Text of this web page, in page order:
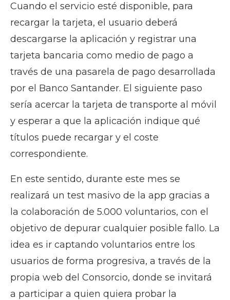
Cuando el servicio esté disponible, para
recargar la tarjeta, el usuario deberá
descargarse la aplicación y registrar una
tarjeta bancaria como medio de pago a
través de una pasarela de pago desarrollada
por el Banco Santander. El siguiente paso
sería acercar la tarjeta de transporte al móvil
y esperar a que la aplicación indique qué
títulos puede recargar y el coste
correspondiente.
En este sentido, durante este mes se
realizará un test masivo de la app gracias a
la colaboración de 5.000 voluntarios, con el
objetivo de depurar cualquier posible fallo. La
idea es ir captando voluntarios entre los
usuarios de forma progresiva, a través de la
propia web del Consorcio, donde se invitará
a participar a quien quiera probar la